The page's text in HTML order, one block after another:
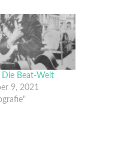
Die Beat-Welt
9, 2021